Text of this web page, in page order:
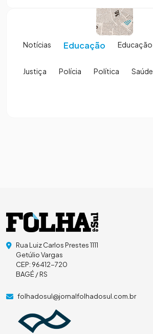
Notícias Educação Educação
Justiça Polícia Política Saúde
Rua Luiz Carlos Prestes 1111
Getúlio Vargas
CEP: 96412-720
BAGÉ / RS
folhadosul@jornalfolhadosul.com.br